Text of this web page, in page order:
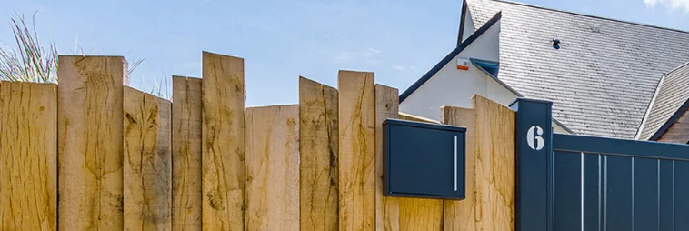
Produits > Clôtures > Clôtures architectes
Produits > Clôtures > Clôtures décoratives
Produits > Clôtures > Claustras
Produits > Garde-corps et rambardes > Tous nos garde-corps
Produits > Garde-corps et rambardes > Garde-corps à barreaux
Produits > Garde-corps et rambardes > Garde-corps vitrés
Produits > Garde-corps et rambardes > Garde-corps avec décors
Produits > Garde-corps et rambardes > Clôtures séparatives et pare-vent
Produits > Garde-corps et rambardes > Aides à la montée